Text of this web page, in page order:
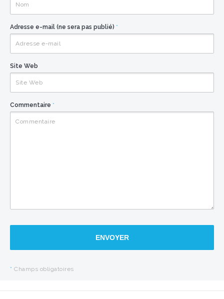
Adresse e-mail (ne sera pas publié) *
Site Web
Commentaire *
ENVOYER
* Champs obligatoires